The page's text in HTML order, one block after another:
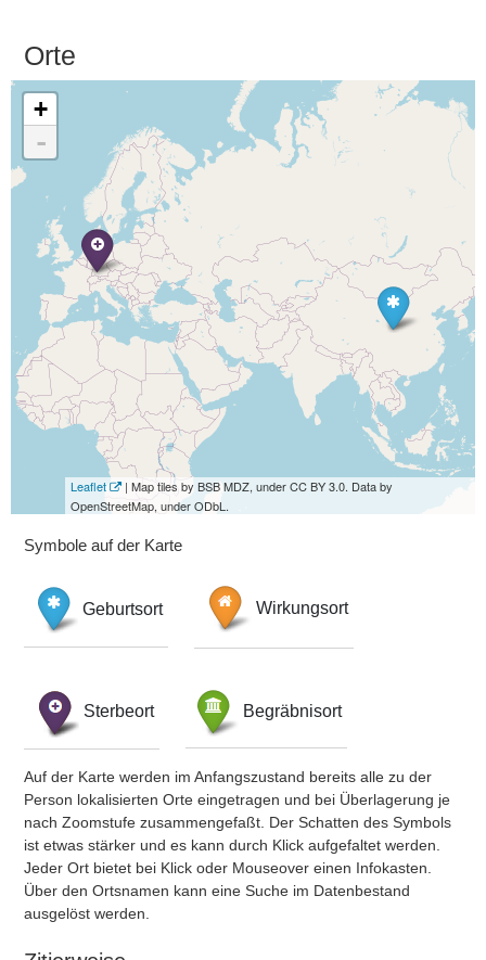
Orte
+
-
Leaflet
| Map tiles by BSB MDZ, under CC BY 3.0. Data by
OpenStreetMap, under ODbL.
Symbole auf der Karte
Geburtsort Wirkungsort
Sterbeort Begräbnisort
Auf der Karte werden im Anfangszustand bereits alle zu der
Person lokalisierten Orte eingetragen und bei Überlagerung je
nach Zoomstufe zusammengefaßt. Der Schatten des Symbols
ist etwas stärker und es kann durch Klick aufgefaltet werden.
Jeder Ort bietet bei Klick oder Mouseover einen Infokasten.
Über den Ortsnamen kann eine Suche im Datenbestand
ausgelöst werden.